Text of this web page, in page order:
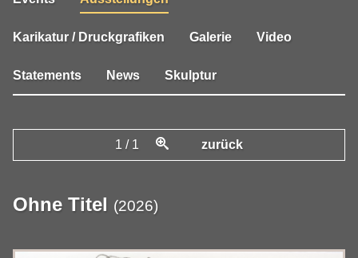
Karikatur / Druckgrafiken Galerie Video
Statements News Skulptur
1 / 1 zurück
Ohne Titel (2026)